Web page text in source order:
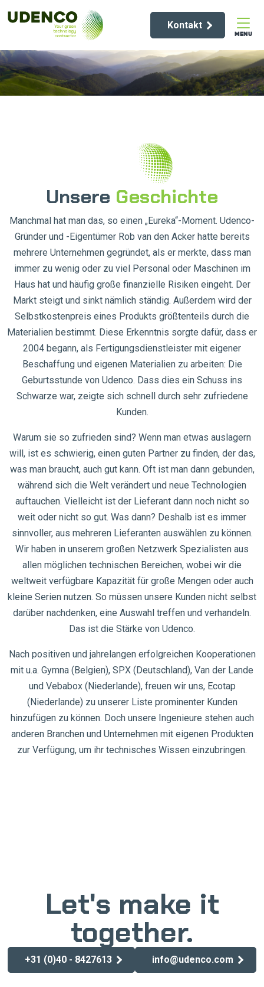
Kontakt
MENU
Unsere Geschichte
Manchmal hat man das, so einen „Eureka“-Moment. Udenco-
Gründer und -Eigentümer Rob van den Acker hatte bereits
mehrere Unternehmen gegründet, als er merkte, dass man
immer zu wenig oder zu viel Personal oder Maschinen im
Haus hat und häufig große finanzielle Risiken eingeht. Der
Markt steigt und sinkt nämlich ständig. Außerdem wird der
Selbstkostenpreis eines Produkts größtenteils durch die
Materialien bestimmt. Diese Erkenntnis sorgte dafür, dass er
2004 begann, als Fertigungsdienstleister mit eigener
Beschaffung und eigenen Materialien zu arbeiten: Die
Geburtsstunde von Udenco. Dass dies ein Schuss ins
Schwarze war, zeigte sich schnell durch sehr zufriedene
Kunden.
Warum sie so zufrieden sind? Wenn man etwas auslagern
will, ist es schwierig, einen guten Partner zu finden, der das,
was man braucht, auch gut kann. Oft ist man dann gebunden,
während sich die Welt verändert und neue Technologien
auftauchen. Vielleicht ist der Lieferant dann noch nicht so
weit oder nicht so gut. Was dann? Deshalb ist es immer
sinnvoller, aus mehreren Lieferanten auswählen zu können.
Wir haben in unserem großen Netzwerk Spezialisten aus
allen möglichen technischen Bereichen, wobei wir die
weltweit verfügbare Kapazität für große Mengen oder auch
kleine Serien nutzen. So müssen unsere Kunden nicht selbst
darüber nachdenken, eine Auswahl treffen und verhandeln.
Das ist die Stärke von Udenco.
Nach positiven und jahrelangen erfolgreichen Kooperationen
mit u.a. Gymna (Belgien), SPX (Deutschland), Van der Lande
und Vebabox (Niederlande), freuen wir uns, Ecotap
(Niederlande) zu unserer Liste prominenter Kunden
hinzufügen zu können. Doch unsere Ingenieure stehen auch
anderen Branchen und Unternehmen mit eigenen Produkten
zur Verfügung, um ihr technisches Wissen einzubringen.
Let's make it
together.
+31 (0)40 - 8427613 info@udenco.com